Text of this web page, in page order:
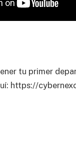
tu primer
https://